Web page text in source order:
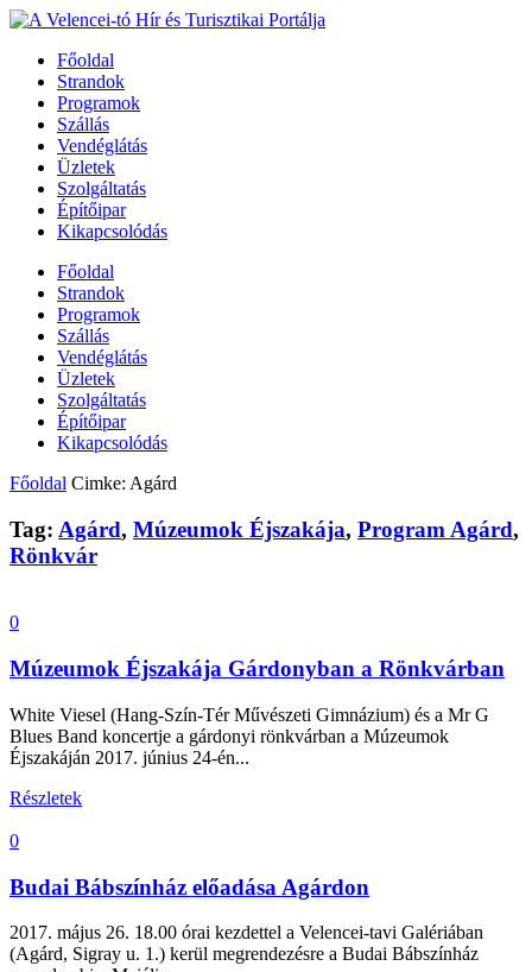
Főoldal
Strandok
Programok
Szállás
Vendéglátás
Üzletek
Szolgáltatás
Építőipar
Kikapcsolódás
Főoldal
Strandok
Programok
Szállás
Vendéglátás
Üzletek
Szolgáltatás
Építőipar
Kikapcsolódás
Főoldal Cimke: Agárd
Tag: Agárd, Múzeumok Éjszakája, Program Agárd,
Rönkvár
0
Múzeumok Éjszakája Gárdonyban a Rönkvárban
White Viesel (Hang-Szín-Tér Művészeti Gimnázium) és a Mr G
Blues Band koncertje a gárdonyi rönkvárban a Múzeumok
Éjszakáján 2017. június 24-én...
Részletek
0
Budai Bábszínház előadása Agárdon
2017. május 26. 18.00 órai kezdettel a Velencei-tavi Galériában
(Agárd, Sigray u. 1.) kerül megrendezésre a Budai Bábszínház